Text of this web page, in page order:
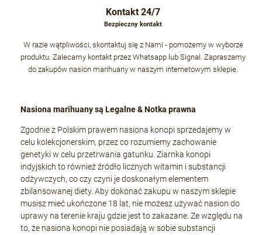
Kontakt 24/7
Bezpieczny kontakt
W razie wątpliwości, skontaktuj się z Nami - pomożemy w wyborze
produktu. Zalecamy kontakt przez Whatsapp lub Signal. Zapraszamy
do zakupów nasion marihuany w naszym internetowym sklepie.
Nasiona marihuany są Legalne & Notka prawna
Zgodnie z Polskim prawem nasiona konopi sprzedajemy w
celu kolekcjonerskim, przez co rozumiemy zachowanie
genetyki w celu przetrwania gatunku. Ziarnka konopi
indyjskich to również źródło licznych witamin i substancji
odżywczych, co czy czyni je doskonałym elementem
zbilansowanej diety. Aby dokonać zakupu w naszym sklepie
musisz mieć ukończone 18 lat, nie możesz używać nasion do
uprawy na terenie kraju gdzie jest to zakazane. Ze względu na
to, że nasiona konopi nie posiadają w sobie substancji